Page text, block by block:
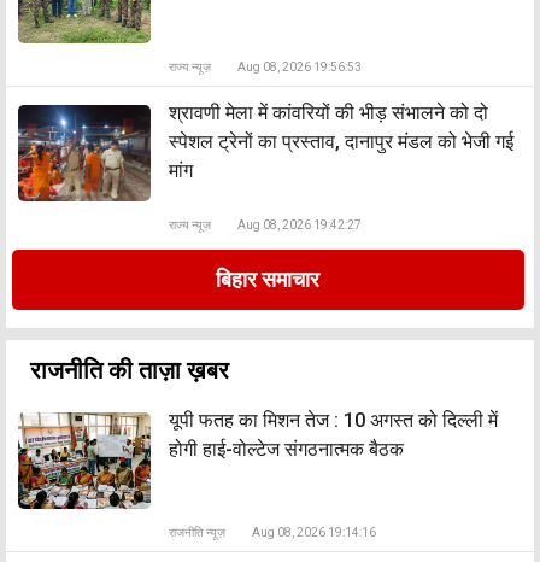
राज्य न्यूज़ Aug 08, 2026 19:56:53
श्रावणी मेला में कांवरियों की भीड़ संभालने को दो
स्पेशल ट्रेनों का प्रस्ताव, दानापुर मंडल को भेजी गई
मांग
राज्य न्यूज़ Aug 08, 2026 19:42:27
बिहार समाचार
राजनीति की ताज़ा ख़बर
यूपी फतह का मिशन तेज : 10 अगस्त को दिल्ली में
होगी हाई-वोल्टेज संगठनात्मक बैठक
राजनीति न्यूज़ Aug 08, 2026 19:14:16